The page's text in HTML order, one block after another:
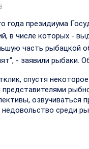
года президиума
в числе которых -
часть рыбацкой
- заявили
спустя
среди